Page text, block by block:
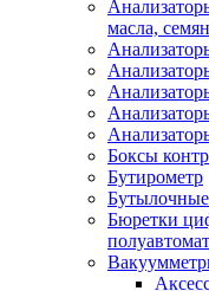
масла, семян
Боксы
Бутирометр
Бюретки